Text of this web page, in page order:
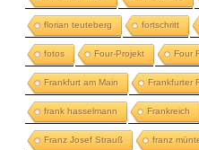
florian teuteberg fortschritt
fotos Four-Projekt Four
Frankfurt am Main Frankfurter
frank hasselmann Frankreich
Franz Josef Strauß franz